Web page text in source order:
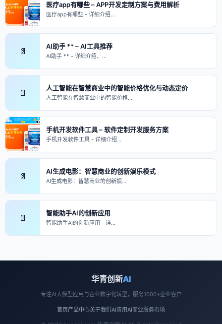
医疗app有哪些 – APP开发定制方案与费用解析
医疗app有哪些 - 详细介绍…
📄 AI助手 ** – AI工具推荐
AI助手 ** - 详细介绍、…
📄 人工智能在智慧商业中的智能价格优化与动态定价
人工智能在智慧商业中的智能价格…
手机开发软件工具 – 软件定制开发服务方案
手机开发软件工具 - 详细介绍…
📄 AI生成电影：智慧商业的创新娱乐模式
AI生成电影：智慧商业的创新娱…
📄 智能助手AI的创新应用
智能助手AI的创新应用 - 详…
华青创新AI
专注AI大模型应用与企业数字化转型，服务1000+企业客户
首页产品中心关于我们 AI应用AI商业服务市场